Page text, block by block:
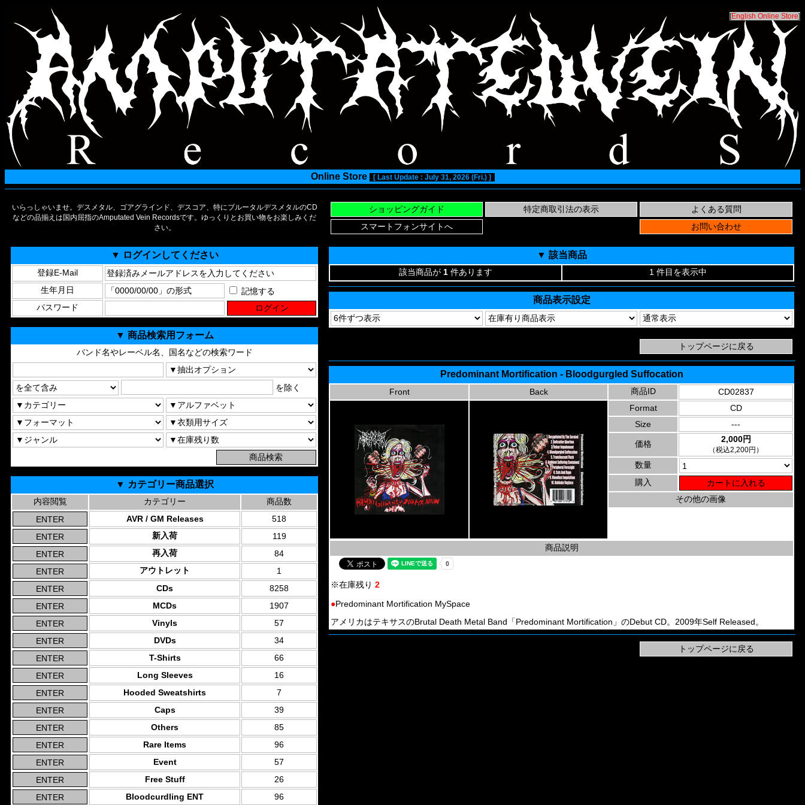
[English Online Store]
Online Store [ Last Update : July 31, 2026 (Fri.) ]
いらっしゃいませ。デスメタル、ゴアグラインド、デスコア、特にブルータルデスメタルのCD
などの品揃えは国内屈指のAmputated Vein Recordsです。ゆっくりとお買い物をお楽しみくだ
さい。
▼ ログインしてください
登録E-Mail
生年月日
記憶する
パスワード
▼ 商品検索用フォーム
バンド名やレーベル名、国名などの検索ワード
を除く
▼ カテゴリー商品選択
内容閲覧 カテゴリー
商品数
AVR / GM Releases
518
新入荷
119
再入荷
84
アウトレット
1
CDs
8258
MCDs
1907
Vinyls
57
DVDs
34
T-Shirts
66
Long Sleeves
16
Hooded Sweatshirts
7
Caps
39
Others
85
Rare Items
96
Event
57
Free Stuff
26
Bloodcurdling ENT
96
▼ 該当商品
該当商品が 1 件あります 1 件目を表示中
商品表示設定
Predominant Mortification - Bloodgurgled Suffocation
Front Back 商品ID
CD02837
Format
CD
Size
---
価格 2,000円
（税込2,200円）
数量
購入
その他の画像
商品説明
※在庫残り 2
●Predominant Mortification MySpace
アメリカはテキサスのBrutal Death Metal Band「Predominant Mortification」のDebut CD。2009年Self Released。